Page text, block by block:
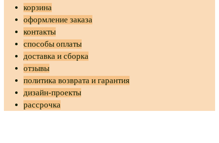
корзина
оформление заказа
контакты
способы оплаты
доставка и сборка
отзывы
политика возврата и гарантия
дизайн-проекты
рассрочка